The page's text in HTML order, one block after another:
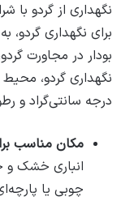
نگهداری از گردو
برای نگهداری گردو،
بودار در مجاورت
درجه سانتی‌گراد و رطوبت
مکان مناسب
انباری خشک و
چوبی یا